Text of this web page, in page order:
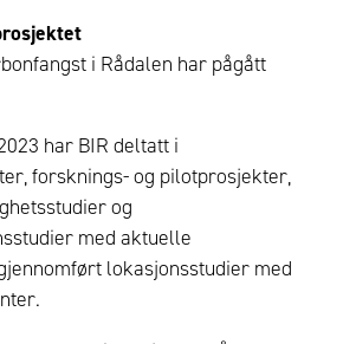
i Rådalen har pågått
har BIR deltatt i
forsknings- og pilotprosjekter,
og
med aktuelle
lokasjonsstudier med